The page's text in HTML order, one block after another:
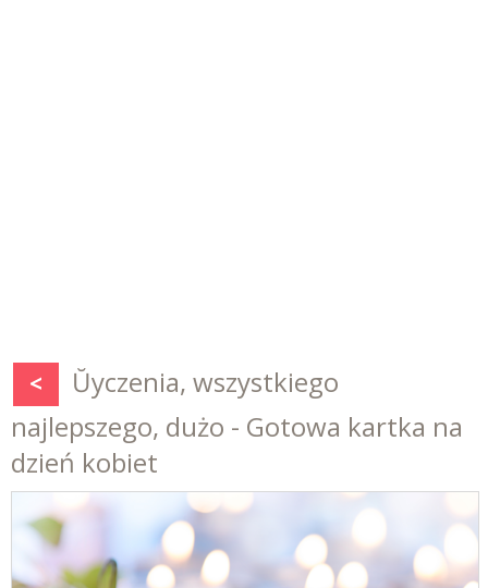
<
Ŭyczenia, wszystkiego
najlepszego, dużo - Gotowa kartka na
dzień kobiet